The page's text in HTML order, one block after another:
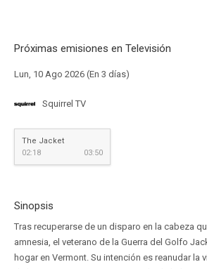
Próximas emisiones en Televisión
Lun, 10 Ago 2026 (En 3 días)
Squirrel TV
The Jacket
02:18
03:50
Sinopsis
Tras recuperarse de un disparo en la cabeza
amnesia, el veterano de la Guerra del Golfo
hogar en Vermont. Su intención es reanudar la